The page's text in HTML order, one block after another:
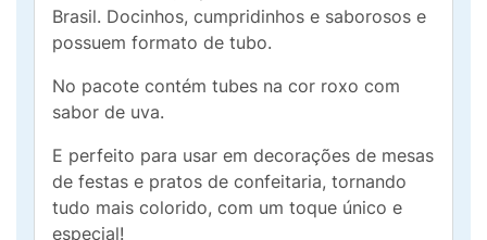
Brasil. Docinhos, cumpridinhos e saborosos e
possuem formato de tubo.
No pacote contém tubes na cor roxo com
sabor de uva.
E perfeito para usar em decorações de mesas
de festas e pratos de confeitaria, tornando
tudo mais colorido, com um toque único e
especial!